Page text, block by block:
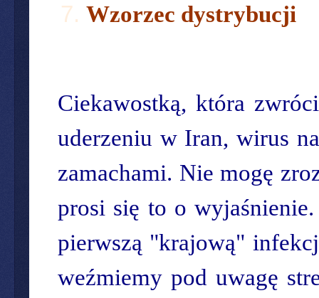
Wzorzec dystrybucji
Ciekawostką, która
uderzeniu w Iran, wirus
zamachami. Nie mogę
prosi się to o
pierwszą "krajową"
weźmiemy pod uwagę